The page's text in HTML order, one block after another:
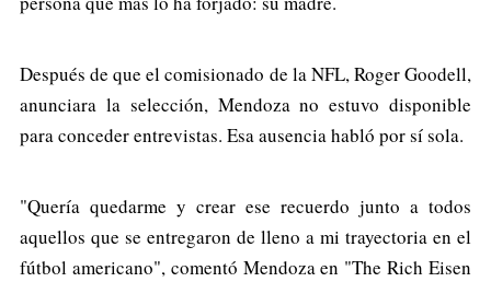
Después de que el comisionado de la NFL, Roger Goodell,
anunciara la selección, Mendoza no estuvo disponible
para conceder entrevistas. Esa ausencia habló por sí sola.
"Quería quedarme y crear ese recuerdo junto a todos
aquellos que se entregaron de lleno a mi trayectoria en el
fútbol americano", comentó Mendoza en "The Rich Eisen